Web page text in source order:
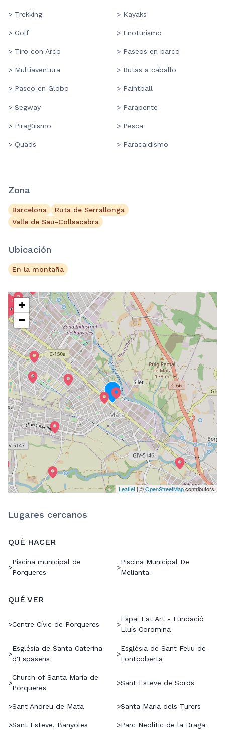
> Trekking > Kayaks
> Golf > Enoturismo
> Tiro con Arco > Paseos en barco
> Multiaventura > Rutas a caballo
> Paseo en Globo > Paintball
> Segway > Parapente
> Piragüismo > Pesca
> Quads > Paracaidismo
Zona
Barcelona
Ruta de Serrallonga
Valle de Sau-Collsacabra
Ubicación
En la montaña
+
−
Leaflet | ©OpenStreetMapcontributors
Lugares cercanos
QUÉ HACER
>
Piscina municipal de
Porqueres
>
Piscina Municipal De
Melianta
QUÉ VER
>Centre Cívic de Porqueres >
Espai Eat Art - Fundació
Lluís Coromina
>
Església de Santa Caterina
d'Espasens
>
Església de Sant Feliu de
Fontcoberta
>
Church of Santa Maria de
Porqueres
>Sant Esteve de Sords
>Sant Andreu de Mata >Santa Maria dels Turers
>Sant Esteve, Banyoles >Parc Neolític de la Draga